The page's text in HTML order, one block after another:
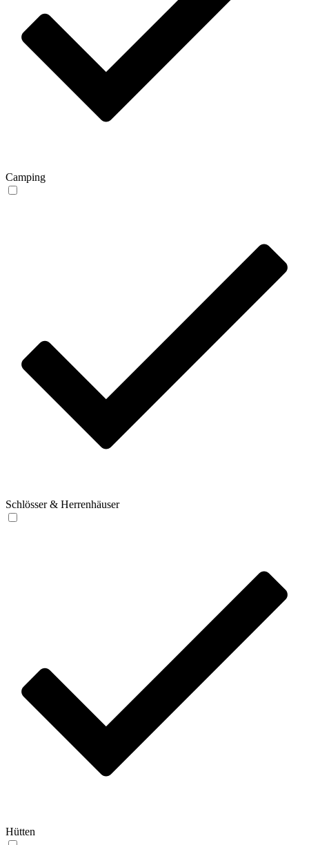
Camping
Schlösser & Herrenhäuser
Hütten